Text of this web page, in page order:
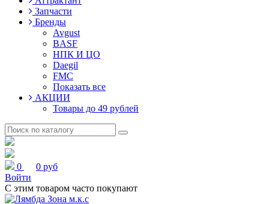
Запчасти
Бренды
Avgust
BASF
НПК И ЦО
Daegil
FMC
Показать все
АКЦИИ
Товары до 49 рублей
0
0 руб
Войти
С этим товаром часто покупают